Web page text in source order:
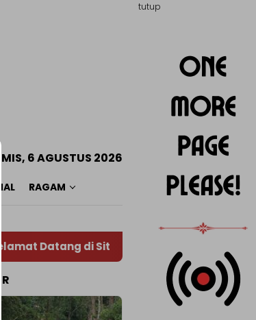
tutup
6 AGUSTUS 2026
RAGAM
di Situs Warta RADAR TOTABUAN,